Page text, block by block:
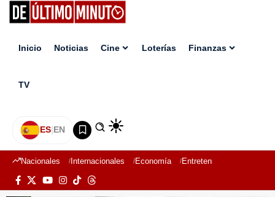
Inicio Noticias Cine Loterías Finanzas
TV
ES|EN
Nacionales Internacionales Economía Entretenimiento